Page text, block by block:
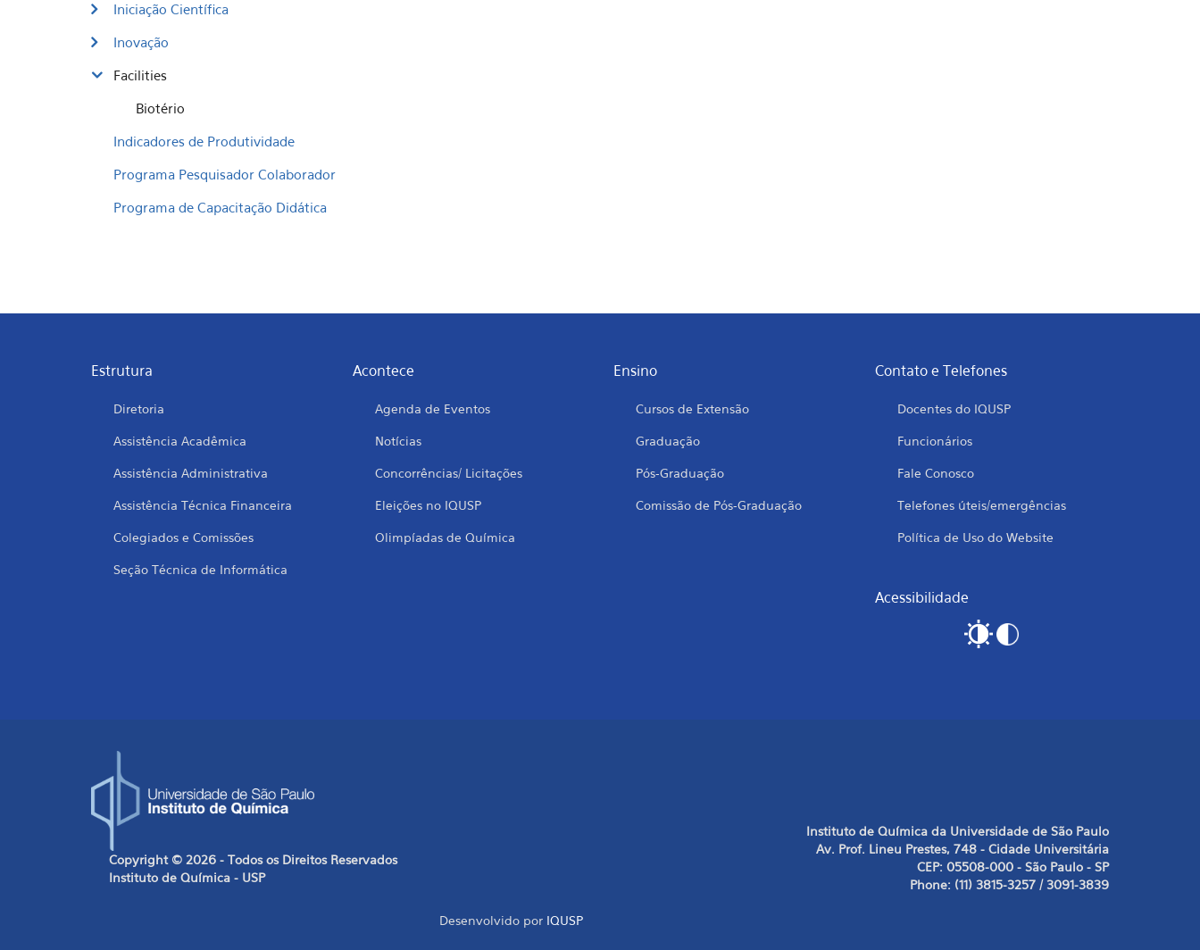
Iniciação Científica
Inovação
Facilities
Biotério
Indicadores de Produtividade
Programa Pesquisador Colaborador
Programa de Capacitação Didática
Estrutura
Diretoria
Assistência Acadêmica
Assistência Administrativa
Assistência Técnica Financeira
Colegiados e Comissões
Seção Técnica de Informática
Acontece
Agenda de Eventos
Notícias
Concorrências/ Licitações
Eleições no IQUSP
Olimpíadas de Química
Ensino
Cursos de Extensão
Graduação
Pós-Graduação
Comissão de Pós-Graduação
Contato e Telefones
Docentes do IQUSP
Funcionários
Fale Conosco
Telefones úteis/emergências
Política de Uso do Website
Acessibilidade
Copyright © 2026 - Todos os Direitos Reservados
Instituto de Química - USP
Instituto de Química da Universidade de São Paulo
Av. Prof. Lineu Prestes, 748 - Cidade Universitária
CEP: 05508-000 - São Paulo - SP
Phone: (11) 3815-3257 / 3091-3839
Desenvolvido por IQUSP